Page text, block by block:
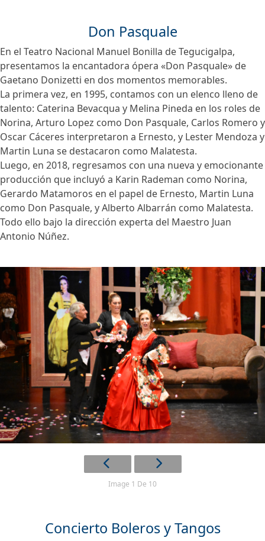
Don Pasquale
En el Teatro Nacional Manuel Bonilla de Tegucigalpa,
presentamos la encantadora ópera «Don Pasquale» de
Gaetano Donizetti en dos momentos memorables.
La primera vez, en 1995, contamos con un elenco lleno de
talento: Caterina Bevacqua y Melina Pineda en los roles de
Norina, Arturo Lopez como Don Pasquale, Carlos Romero y
Oscar Cáceres interpretaron a Ernesto, y Lester Mendoza y
Martin Luna se destacaron como Malatesta.
Luego, en 2018, regresamos con una nueva y emocionante
producción que incluyó a Karin Rademan como Norina,
Gerardo Matamoros en el papel de Ernesto, Martin Luna
como Don Pasquale, y Alberto Albarrán como Malatesta.
Todo ello bajo la dirección experta del Maestro Juan
Antonio Núñez.
Image 1 De 10
Concierto Boleros y Tangos